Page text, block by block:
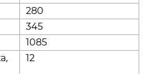
280
345
1085
12